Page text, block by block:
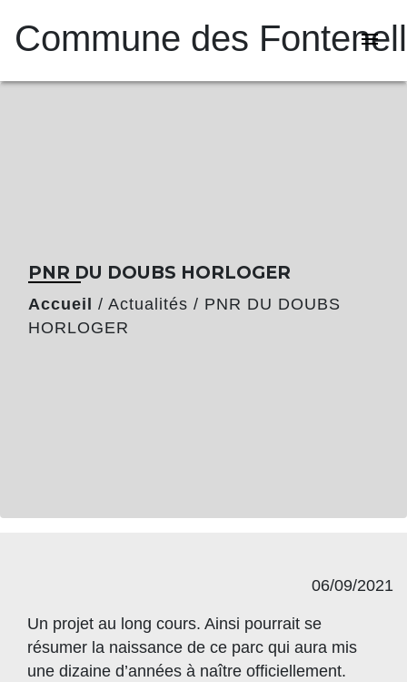
Commune des menu
PNR DU DOUBS HORLOGER
Accueil / Actualités / PNR DU DOUBS
HORLOGER
06/09/2021
Un projet au long cours. Ainsi pourrait se
résumer la naissance de ce parc qui aura mis
une dizaine d’années à naître officiellement.